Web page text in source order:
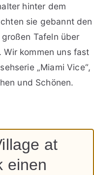
hinter dem
sie gebannt den
Tafeln über
kommen uns fast
„Miami Vice“,
und Schönen.
at
einen